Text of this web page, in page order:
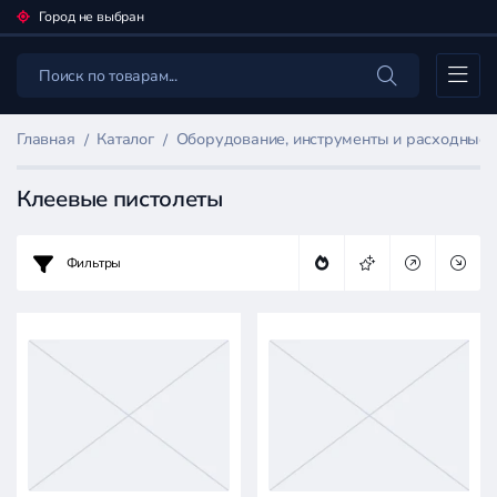
Город не выбран
Каталог
Главная Каталог Оборудование, инструменты и расходные
Клеевые пистолеты
Фильтр
Оборудование,
инструменты
расходные
материалы
Фильтры